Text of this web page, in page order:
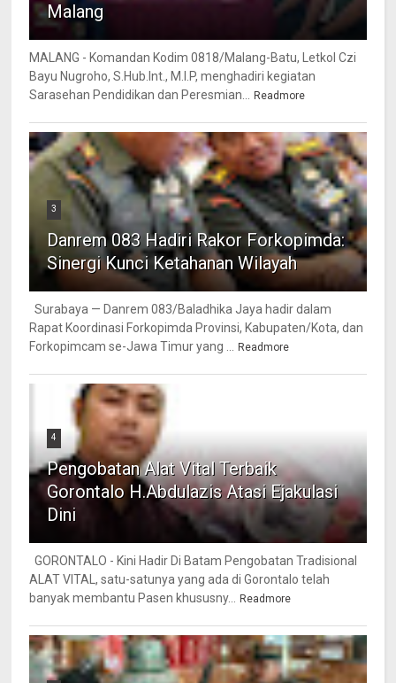
Malang
MALANG - Komandan Kodim 0818/Malang-Batu, Letkol Czi
Bayu Nugroho, S.Hub.Int., M.I.P, menghadiri kegiatan
Sarasehan Pendidikan dan Peresmian...
Readmore
3
Danrem 083 Hadiri Rakor Forkopimda:
Sinergi Kunci Ketahanan Wilayah
Surabaya — Danrem 083/Baladhika Jaya hadir dalam
Rapat Koordinasi Forkopimda Provinsi, Kabupaten/Kota, dan
Forkopimcam se-Jawa Timur yang ...
Readmore
4
Pengobatan Alat Vital Terbaik
Gorontalo H.Abdulazis Atasi Ejakulasi
Dini
GORONTALO - Kini Hadir Di Batam Pengobatan Tradisional
ALAT VITAL, satu-satunya yang ada di Gorontalo telah
banyak membantu Pasen khususny...
Readmore